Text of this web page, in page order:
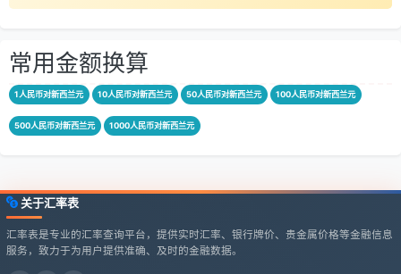
常用金额换算
1人民币对新西兰元 10人民币对新西兰元 50人民币对新西兰元 100人民币对新西兰元
500人民币对新西兰元 1000人民币对新西兰元
关于汇率表
汇率表是专业的汇率查询平台，提供实时汇率、银行牌价、贵金属价格等金融信息
服务，致力于为用户提供准确、及时的金融数据。